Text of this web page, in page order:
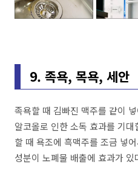
9. 족욕, 목욕, 세안
족욕할 때 김빠진 맥주를 같이
알코올로 인한 소독 효과를 기
할 때 욕조에 흑맥주를 조금 넣
성분이 노폐물 배출에 효과가 있